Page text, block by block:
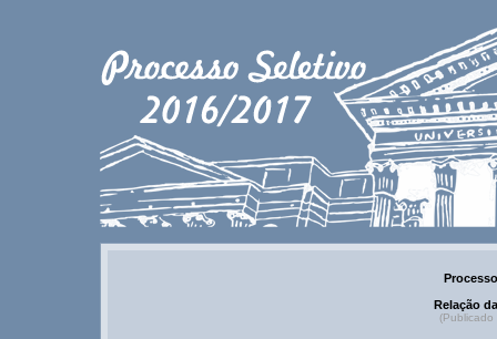
Relação
(Publicado